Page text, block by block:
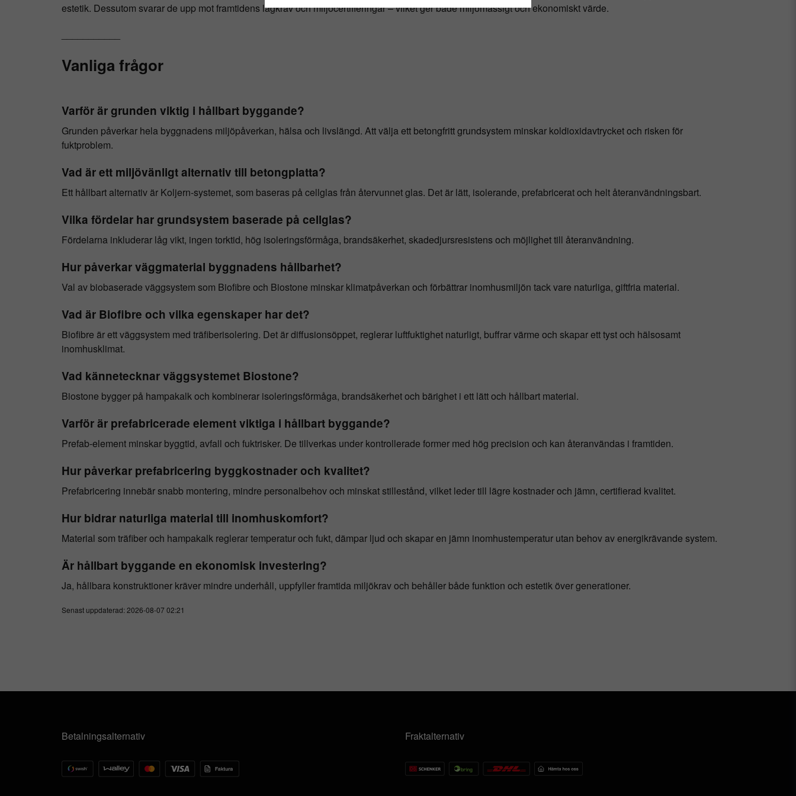
estetik. Dessutom svarar de upp mot framtidens lagkrav och miljöcertifieringar – vilket ger både miljömässigt och ekonomiskt värde.
Vanliga frågor
Varför är grunden viktig i hållbart byggande?
Grunden påverkar hela byggnadens miljöpåverkan, hälsa och livslängd. Att välja ett betongfritt grundsystem minskar koldioxidavtrycket och risken för
fuktproblem.
Vad är ett miljövänligt alternativ till betongplatta?
Ett hållbart alternativ är Koljern-systemet, som baseras på cellglas från återvunnet glas. Det är lätt, isolerande, prefabricerat och helt återanvändningsbart.
Vilka fördelar har grundsystem baserade på cellglas?
Fördelarna inkluderar låg vikt, ingen torktid, hög isoleringsförmåga, brandsäkerhet, skadedjursresistens och möjlighet till återanvändning.
Hur påverkar väggmaterial byggnadens hållbarhet?
Val av biobaserade väggsystem som Biofibre och Biostone minskar klimatpåverkan och förbättrar inomhusmiljön tack vare naturliga, giftfria material.
Vad är Biofibre och vilka egenskaper har det?
Biofibre är ett väggsystem med träfiberisolering. Det är diffusionsöppet, reglerar luftfuktighet naturligt, buffrar värme och skapar ett tyst och hälsosamt
inomhusklimat.
Vad kännetecknar väggsystemet Biostone?
Biostone bygger på hampakalk och kombinerar isoleringsförmåga, brandsäkerhet och bärighet i ett lätt och hållbart material.
Varför är prefabricerade element viktiga i hållbart byggande?
Prefab-element minskar byggtid, avfall och fuktrisker. De tillverkas under kontrollerade former med hög precision och kan återanvändas i framtiden.
Hur påverkar prefabricering byggkostnader och kvalitet?
Prefabricering innebär snabb montering, mindre personalbehov och minskat stillestånd, vilket leder till lägre kostnader och jämn, certifierad kvalitet.
Hur bidrar naturliga material till inomhuskomfort?
Material som träfiber och hampakalk reglerar temperatur och fukt, dämpar ljud och skapar en jämn inomhustemperatur utan behov av energikrävande system.
Är hållbart byggande en ekonomisk investering?
Ja, hållbara konstruktioner kräver mindre underhåll, uppfyller framtida miljökrav och behåller både funktion och estetik över generationer.
Senast uppdaterad: 2026-08-07 02:21
Betalningsalternativ Fraktalternativ